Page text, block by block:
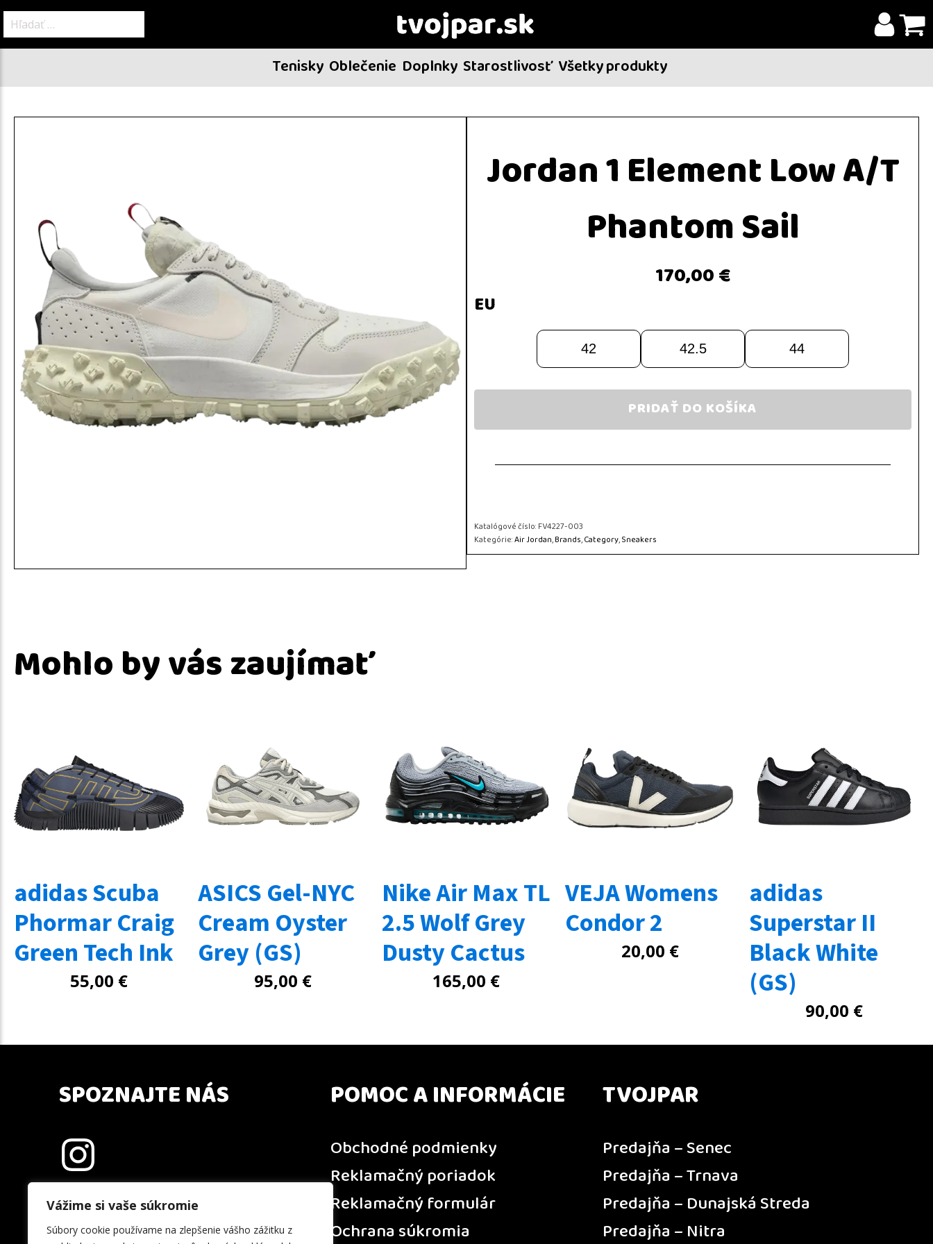
Vážime si vaše súkromie
Súbory cookie používame na zlepšenie vášho zážitku z
Tenisky Oblečenie Doplnky Starostlivosť Všetky produkty
Jordan 1 Element Low A/T
Phantom Sail
170,00 €
EU
42 42.5 44
PRIDAŤ DO KOŠÍKA
Katalógové číslo:FV4227-003
Kategórie:Air Jordan,Brands,Category,Sneakers
Mohlo by vás zaujímať
adidas Scuba
Phormar Craig
Green Tech Ink
55,00 €
ASICS Gel-NYC
Cream Oyster
Grey (GS)
95,00 €
Nike Air Max TL
2.5 Wolf Grey
Dusty Cactus
165,00 €
VEJA Womens
Condor 2
20,00 €
adidas
Superstar II
Black White
(GS)
90,00 €
SPOZNAJTE NÁS POMOC A INFORMÁCIE
Obchodné podmienky
Reklamačný poriadok
Reklamačný formulár
Ochrana súkromia
TVOJPAR
Predajňa – Senec
Predajňa – Trnava
Predajňa – Dunajská Streda
Predajňa – Nitra